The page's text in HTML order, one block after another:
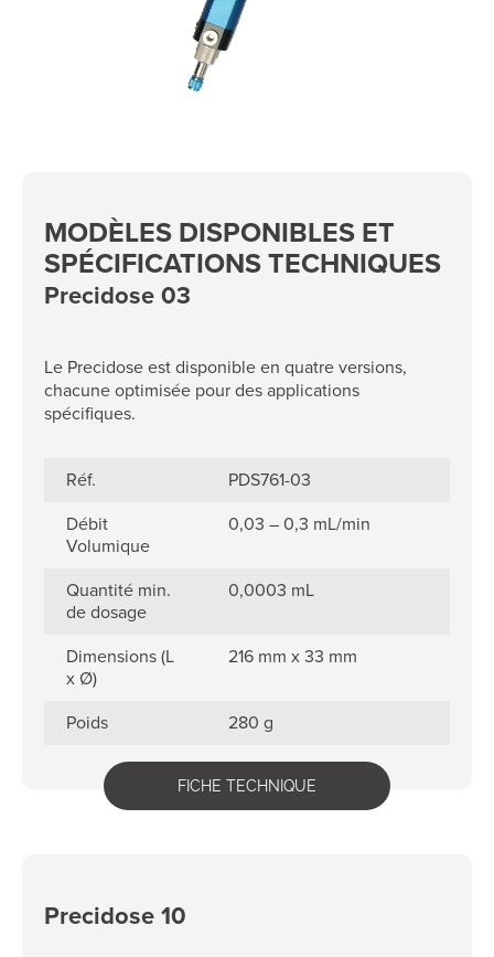
MODÈLES DISPONIBLES ET
SPÉCIFICATIONS TECHNIQUES
Precidose 03
Le Precidose est disponible en quatre versions,
chacune optimisée pour des applications
spécifiques.
Réf.
PDS761-03
Débit
Volumique
0,03 – 0,3 mL/min
Quantité min.
de dosage
0,0003 mL
Dimensions (L
x Ø)
216 mm x 33 mm
Poids 280 g
FICHE TECHNIQUE
Precidose 10